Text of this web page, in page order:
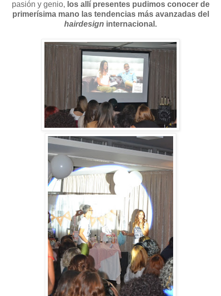
pasión y genio, los allí presentes pudimos conocer de
primerísima mano las tendencias más avanzadas del
hairdesign internacional.